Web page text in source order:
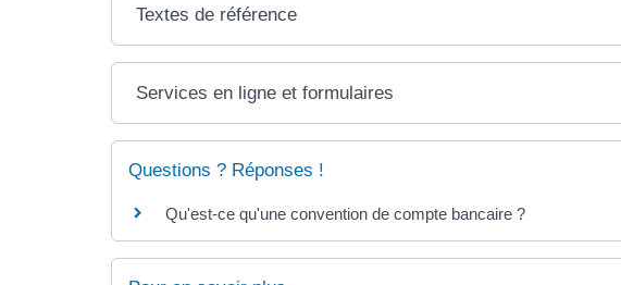
Textes de référence
Services en ligne et formulaires
Questions ? Réponses !
Qu'est-ce qu'une convention de compte bancaire ?